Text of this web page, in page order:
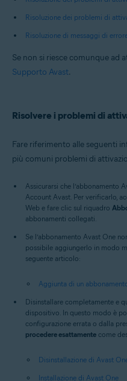
Risoluzione dei problemi di
Risoluzione di messaggi di
Se non si riesce comunque ad
Supporto Avast.
Risolvere i problemi di
Fare riferimento alle seguenti
più comuni problemi di
Assicurarsi che l’abbonamento
Account Avast. Per verificarlo,
Web e fare clic sul riquadro
abbonamenti collegati.
Se l’abbonamento Avast One
possibile aggiungerlo in modo
seguente articolo:
Aggiunta di un
Disinstallare completamente e
dispositivo. In questo modo è
configurazione errata o dalla
procedere esattamente come
Disinstallazione di Avast
Installazione di Avast One